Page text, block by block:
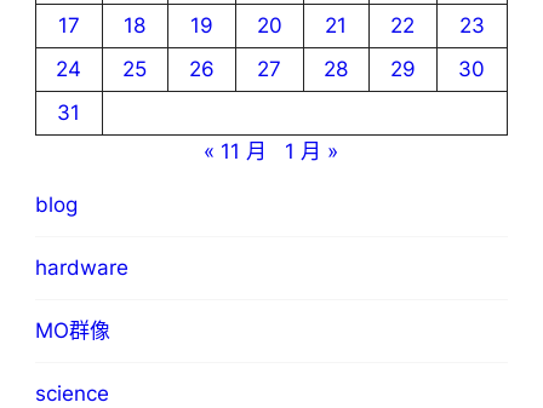
17 18 19 20 21 22
23
24
25 26 27 28 29
30
31
« 11 月
1 月 »
blog
hardware
MO群像
science